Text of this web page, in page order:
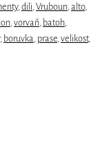
,dili,Vruboun,alto,
,vorvaň, batoh,
, boruvka, prase,velikost,